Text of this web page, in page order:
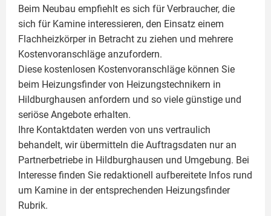
Beim Neubau empfiehlt es sich für Verbraucher, die
sich für Kamine interessieren, den Einsatz einem
Flachheizkörperin Betracht zu ziehen und mehrere
Kostenvoranschläge anzufordern.
Diese kostenlosen Kostenvoranschläge können Sie
beim Heizungsfinder von Heizungstechnikern in
Hildburghausen anfordern und so viele günstige und
seriöse Angebote erhalten.
Ihre Kontaktdaten werden von uns vertraulich
behandelt, wir übermitteln die Auftragsdaten nur an
Partnerbetriebe in Hildburghausen und Umgebung. Bei
Interesse finden Sie redaktionell aufbereitete Infos rund
um Kamine in der entsprechenden Heizungsfinder
Rubrik.